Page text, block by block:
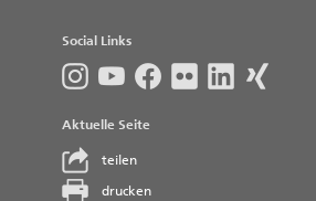
Social Links
Aktuelle Seite
teilen
drucken